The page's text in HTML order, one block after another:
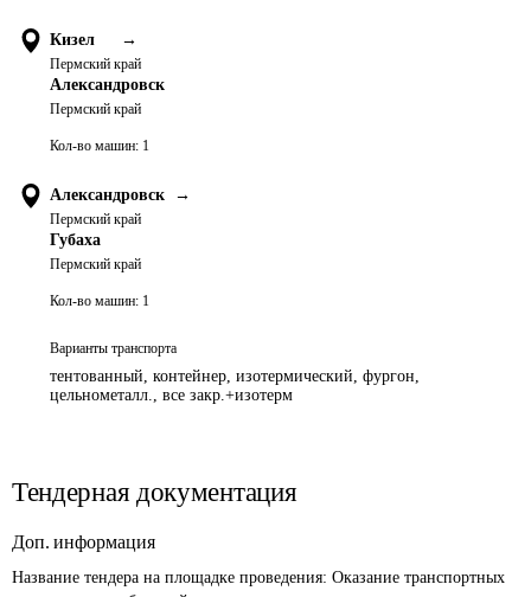
Кизел →
Пермский край
Александровск
Пермский край
Кол-во машин: 1
Александровск →
Пермский край
Губаха
Пермский край
Кол-во машин: 1
Варианты транспорта
тентованный, контейнер, изотермический, фургон,
цельнометалл., все закр.+изотерм
Тендерная документация
Доп. информация
Название тендера на площадке проведения: Оказание транспортных